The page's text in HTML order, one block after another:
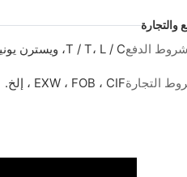
الدفعT / T، L / C، ويسترن يونيون، موني جرام، ضمان التجارة علي بابا، الخ.
التجارةEXW ، FOB ، CIF ، إلخ.